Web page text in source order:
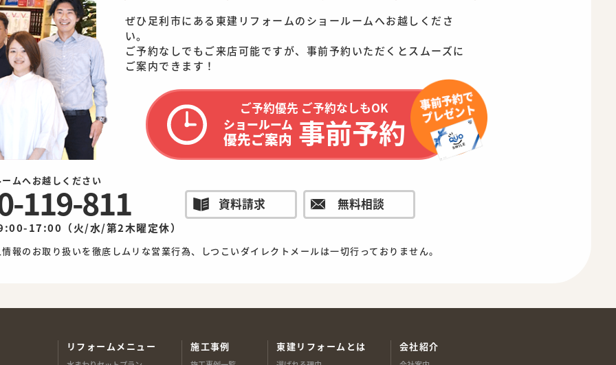
ぜひ足利市にある東建リフォームのショールームへお越しくださ
い。
ご予約なしでもご来店可能ですが、事前予約いただくとスムーズに
ご案内できます！
ご予約優先 ご予約なしもOK
ショールーム
優先ご案内 事前予約
ムへお越しください
119-811
17:00（火/水/第2木曜定休）
資料請求 無料相談
報のお取り扱いを徹底しムリな営業行為、しつこいダイレクトメールは一切行っておりません。
リフォームメニュー 施工事例 東建リフォームとは 会社紹介